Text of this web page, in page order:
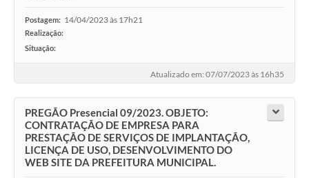
Postagem: 14/04/2023 às 17h21
Realização:
Situação:
Atualizado em: 07/07/2023 às 16h35
PREGÃO Presencial 09/2023. OBJETO:
CONTRATAÇÃO DE EMPRESA PARA
PRESTAÇÃO DE SERVIÇOS DE IMPLANTAÇÃO,
LICENÇA DE USO, DESENVOLVIMENTO DO
WEB SITE DA PREFEITURA MUNICIPAL.